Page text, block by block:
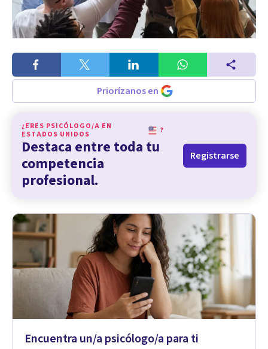
Priorízanos en
¿ERES PSICÓLOGO/A EN
ESTADOS UNIDOS
?
Destaca entre toda tu
competencia
profesional.
Registrarse
Encuentra un/a psicólogo/a para ti